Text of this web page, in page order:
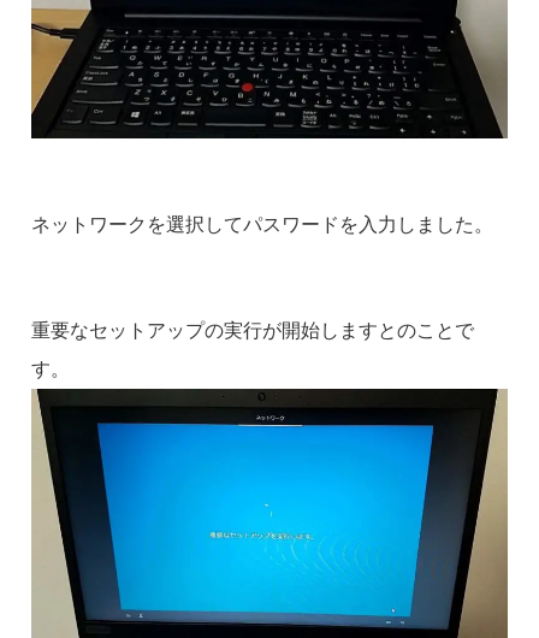
ネットワークを選択してパスワードを入力しました。
重要なセットアップの実行が開始しますとのことで
す。